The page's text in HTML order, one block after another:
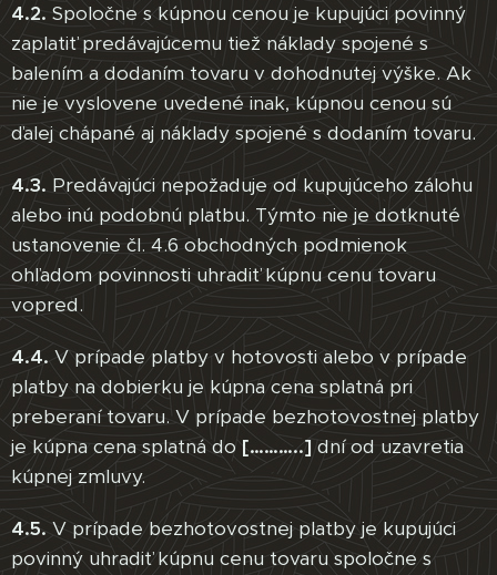
4.2. Spoločne s kúpnou cenou je kupujúci povinný
zaplatiť predávajúcemu tiež náklady spojené s
balením a dodaním tovaru v dohodnutej výške. Ak
nie je vyslovene uvedené inak, kúpnou cenou sú
ďalej chápané aj náklady spojené s dodaním tovaru.
4.3. Predávajúci nepožaduje od kupujúceho zálohu
alebo inú podobnú platbu. Týmto nie je dotknuté
ustanovenie čl. 4.6 obchodných podmienok
ohľadom povinnosti uhradiť kúpnu cenu tovaru
vopred.
4.4.V prípade platby v hotovosti alebo v prípade
platby na dobierku je kúpna cena splatná pri
preberaní tovaru. V prípade bezhotovostnej platby
je kúpna cena splatná do[………..] dní od uzavretia
kúpnej zmluvy.
4.5. V prípade bezhotovostnej platby je kupujúci
povinný uhradiť kúpnu cenu tovaru spoločne s